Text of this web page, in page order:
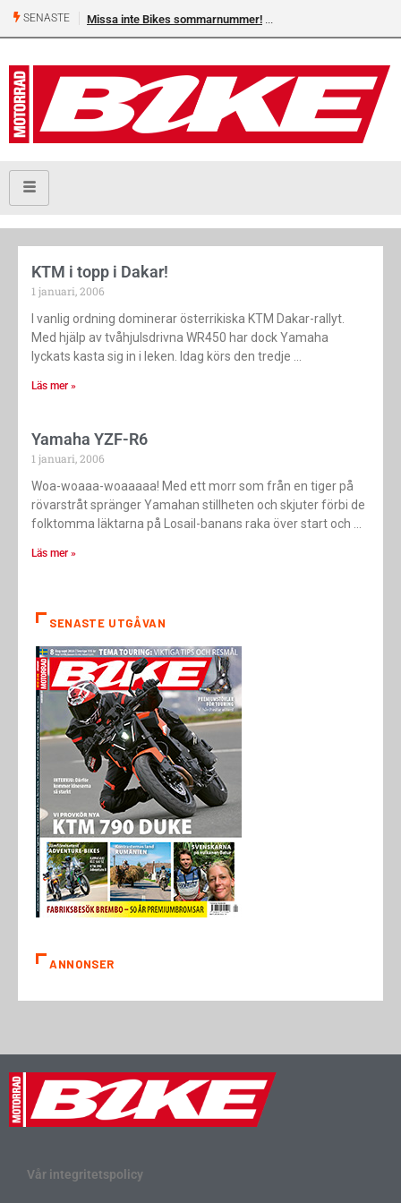
SENASTE Missa inte Bikes sommarnummer!
KTM i topp i Dakar!
1 januari, 2006
I vanlig ordning dominerar österrikiska KTM Dakar-rallyt.
Med hjälp av tvåhjulsdrivna WR450 har dock Yamaha
lyckats kasta sig in i leken. Idag körs den tredje
Läs mer »
Yamaha YZF-R6
1 januari, 2006
Woa-woaaa-woaaaaa! Med ett morr som från en tiger på
rövarstråt spränger Yamahan stillheten och skjuter förbi de
folktomma läktarna på Losail-banans raka över start och
Läs mer »
SENASTE UTGÅVAN
ANNONSER
Vår integritetspolicy